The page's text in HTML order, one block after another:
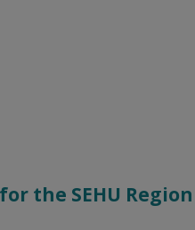
the SEHU Region